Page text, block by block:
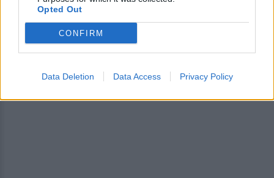
Opted Out
CONFIRM
Data Deletion Data Access Privacy Policy